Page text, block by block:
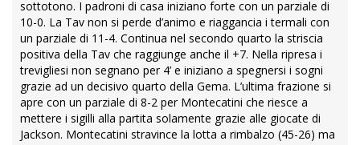
sottotono. I padroni di casa iniziano forte con un parziale di
10-0. La Tav non si perde d’animo e riaggancia i termali con
un parziale di 11-4. Continua nel secondo quarto la striscia
positiva della Tav che raggiunge anche il +7. Nella ripresa i
trevigliesi non segnano per 4’ e iniziano a spegnersi i sogni
grazie ad un decisivo quarto della Gema. L’ultima frazione si
apre con un parziale di 8-2 per Montecatini che riesce a
mettere i sigilli alla partita solamente grazie alle giocate di
Jackson. Montecatini stravince la lotta a rimbalzo (45-26) ma